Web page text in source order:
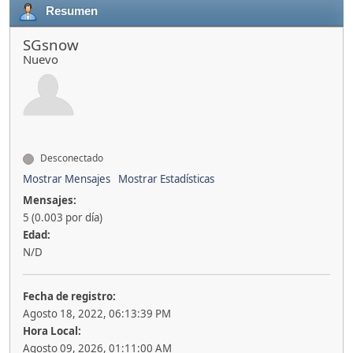
Resumen
SGsnow
Nuevo
Desconectado
Mostrar Mensajes
Mostrar Estadísticas
Mensajes:
5 (0.003 por día)
Edad:
N/D
Fecha de registro:
Agosto 18, 2022, 06:13:39 PM
Hora Local:
Agosto 09, 2026, 01:11:00 AM